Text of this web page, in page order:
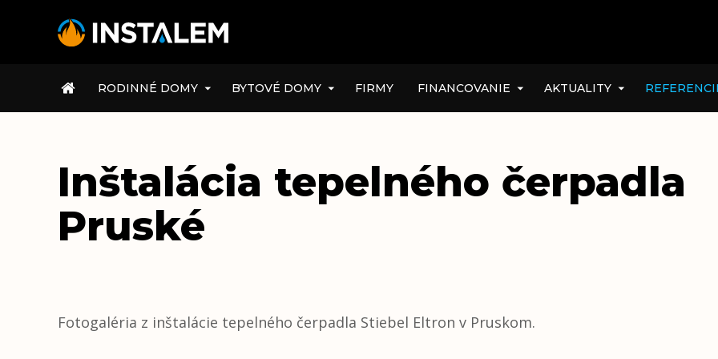
ÚVOD RODINNÉ DOMY BYTOVÉ DOMY FIRMY FINANCOVANIE AKTUALITY
Inštalácia tepelného čerpadla
Pruské
Fotogaléria z inštalácie tepelného čerpadla Stiebel Eltron v Pruskom.